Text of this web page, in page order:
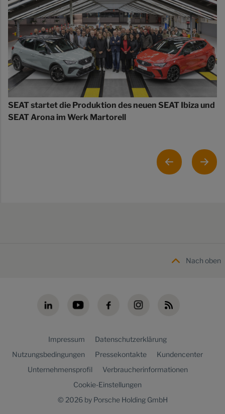
SEAT startet die Produktion des neuen SEAT Ibiza und
SEAT Arona im Werk Martorell
Nach oben
Impressum
Datenschutzerklärung
Nutzungsbedingungen
Pressekontakte
Kundencenter
Unternehmensprofil
Verbraucherinformationen
Cookie-Einstellungen
© 2026 by Porsche Holding GmbH